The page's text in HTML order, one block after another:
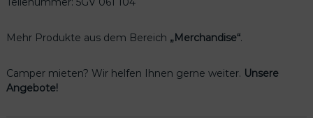
Mehr Produkte aus dem Bereich „Merchandise“.
Camper mieten? Wir helfen Ihnen gerne weiter. Unsere
Angebote!